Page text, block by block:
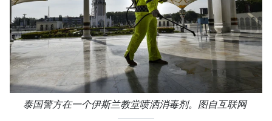
泰国警方在一个伊斯兰教堂喷洒消毒剂。图自互联网